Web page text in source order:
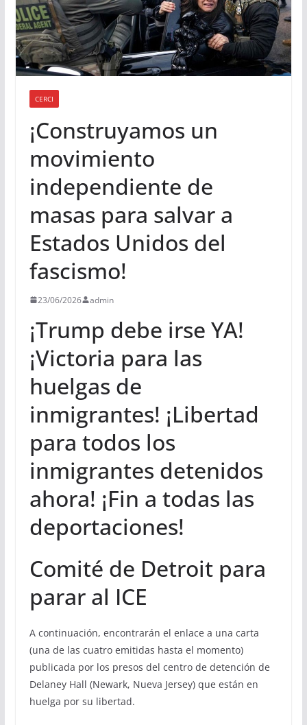
CERCI
¡Construyamos un
movimiento
independiente de
masas para salvar a
Estados Unidos del
fascismo!
23/06/2026 admin
¡Trump debe irse YA!
¡Victoria para las
huelgas de
inmigrantes! ¡Libertad
para todos los
inmigrantes detenidos
ahora! ¡Fin a todas las
deportaciones!
Comité de Detroit para
parar al ICE
A continuación, encontrarán el enlace a una carta
(una de las cuatro emitidas hasta el momento)
publicada por los presos del centro de detención de
Delaney Hall (Newark, Nueva Jersey) que están en
huelga por su libertad.